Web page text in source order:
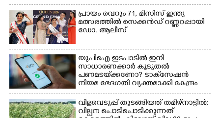
പ്രായം വെറും 71, മിസിസ് ഇന്ത്യ
മത്സരത്തിൽ സെക്കൻഡ് റണ്ണറപ്പായി
ഡോ. ആലീസ്
യുപിഐ ഇടപാടിൽ ഇനി
സാധാരണക്കാർ കൂടുതൽ
പണമടയ്‌ക്കണോ?​ ടാക്‌സേഷൻ
നിയമ ഭേദഗതി വ്യക്തമാക്കി കേന്ദ്രം
വിളവെടുപ്പ് തുടങ്ങിയത് തമിഴ്നാട്ടിൽ;
വില്പന പൊടിപൊടിക്കുന്നത്
Copy Link